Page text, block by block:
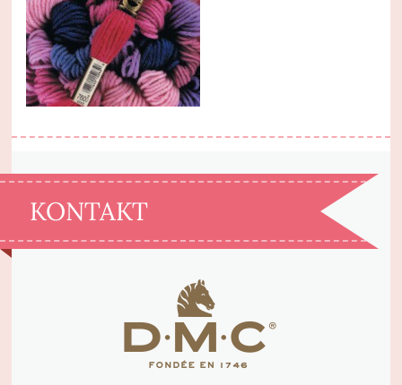
KONTAKT